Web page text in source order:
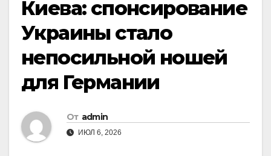
Киева: спонсирование
Украины стало
непосильной ношей
для Германии
От admin
ИЮЛ 6, 2026